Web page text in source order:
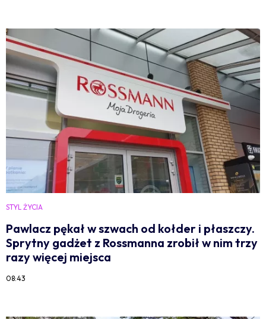
STYL ŻYCIA
Pawlacz pękał w szwach od kołder i płaszczy.
Sprytny gadżet z Rossmanna zrobił w nim trzy
razy więcej miejsca
08:43